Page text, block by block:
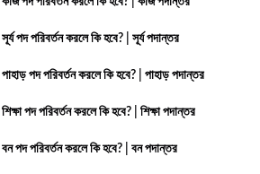
সূর্য পদ পরিবর্তন করলে কি হবে? | সূর্য পদান্তর
পাহাড় পদ পরিবর্তন করলে কি হবে? | পাহাড় পদান্তর
শিক্ষা পদ পরিবর্তন করলে কি হবে? | শিক্ষা পদান্তর
বন পদ পরিবর্তন করলে কি হবে? | বন পদান্তর